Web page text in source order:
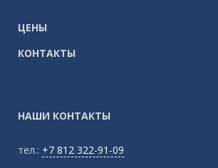
ЦЕНЫ
КОНТАКТЫ
НАШИ КОНТАКТЫ
тел.: +7 812 322-91-09